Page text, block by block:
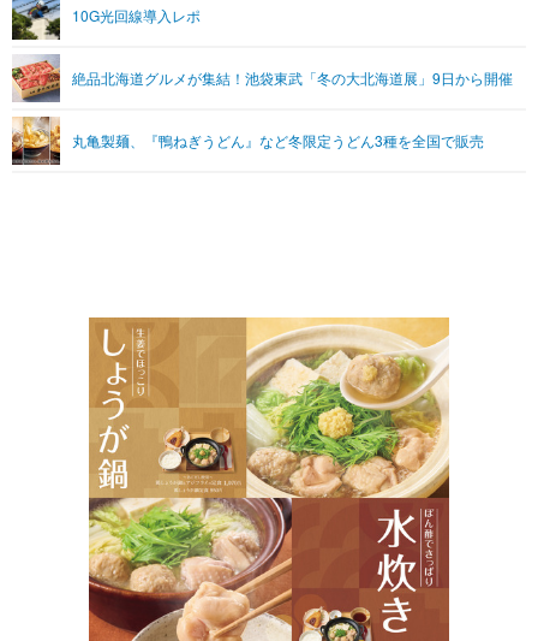
音楽
ペット
プッシュ通知の停止方法
10G光回線導入レポ
絶品北海道グルメが集結！池袋東武「冬の大北海道展」9日から開催
丸亀製麺、『鴨ねぎうどん』など冬限定うどん3種を全国で販売